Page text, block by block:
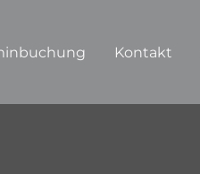
Kontakt